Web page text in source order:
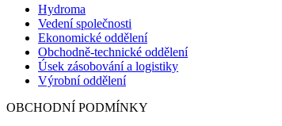
Hydroma
Vedení společnosti
Ekonomické oddělení
Obchodně-technické oddělení
Úsek zásobování a logistiky
Výrobní oddělení
OBCHODNÍ PODMÍNKY